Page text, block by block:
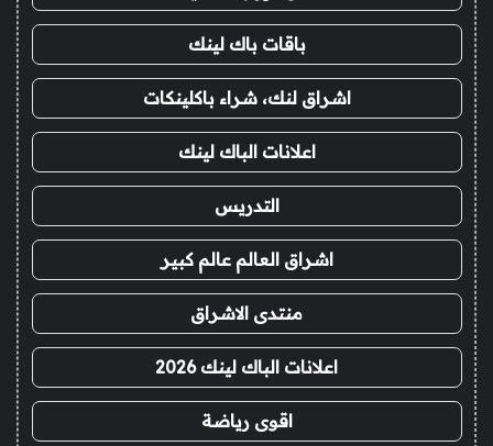
باقات باك لينك
اشراق لنك، شراء باكلينكات
اعلانات الباك لينك
التدريس
اشراق العالم عالم كبير
منتدى الاشراق
اعلانات الباك لينك 2026
اقوى رياضة